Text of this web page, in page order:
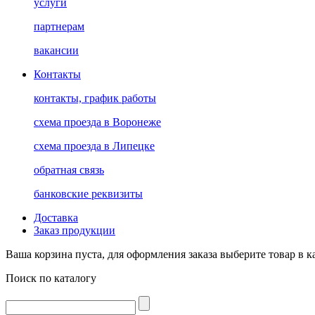
услуги
партнерам
вакансии
Контакты
контакты, график работы
схема проезда в Воронеже
схема проезда в Липецке
обратная связь
банковские реквизиты
Доставка
Заказ продукции
Ваша корзина пуста, для оформления заказа выберите товар в
Поиск по каталогу